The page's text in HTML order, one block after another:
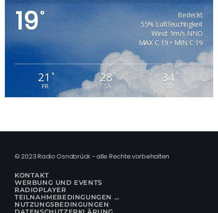
19°
Bedeckt
55% Luftfeuchtigkeit
Wind: 1m/s NNO
MAX C 19 • MIN C 19
21 °
FR
28°
SA
34°
SO
© 2023 Radio Osnabrück - alle Rechte vorbehalten
KONTAKT
WERBUNG UND EVENTS
RADIOPLAYER
TEILNAHMEBEDINGUNGEN FÜR GEWINNSPIELE
NUTZUNGSBEDINGUNGEN
DATENSCHUTZERKLÄRUNG